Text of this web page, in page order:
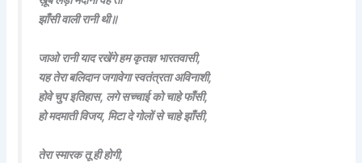
झाँसी वाली रानी थी॥
जाओ रानी याद रखेंगे हम कृतज्ञ भारतवासी,
यह तेरा बलिदान जगावेगा स्वतंत्रता अविनाशी,
होवे चुप इतिहास, लगे सच्चाई को चाहे फाँसी,
हो मदमाती विजय, मिटा दे गोलों से चाहे झाँसी,
तेरा स्मारक तू ही होगी,